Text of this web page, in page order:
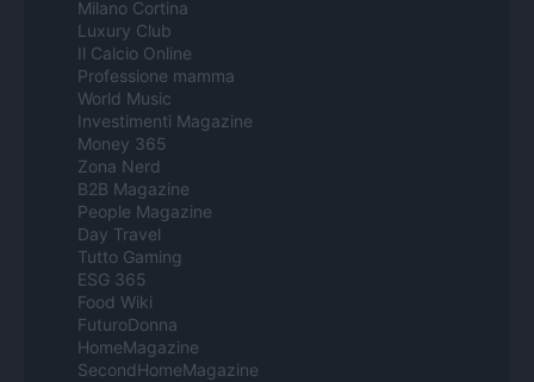
Milano Cortina
Luxury Club
Il Calcio Online
Professione mamma
World Music
Investimenti Magazine
Money 365
Zona Nerd
B2B Magazine
People Magazine
Day Travel
Tutto Gaming
ESG 365
Food Wiki
FuturoDonna
HomeMagazine
SecondHomeMagazine